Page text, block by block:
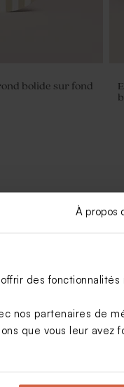
À propos
des fonctionnalités
nos partenaires de
que vous leur avez
bolide sur fond